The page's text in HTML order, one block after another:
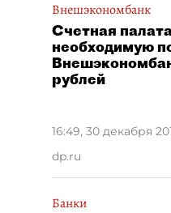
Внешэкономбанк
Счетная
необходимую
рублей
16:49, 30 декабря
dp.ru
Банки